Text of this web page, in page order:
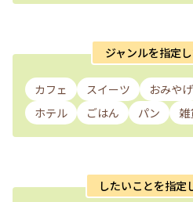
ジャンルを指定
カフェ スイーツ おみやげ
ホテル
ごはん パン 雑
したいことを指定